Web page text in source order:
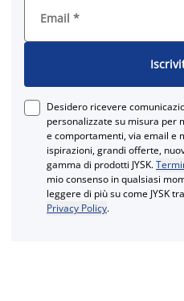
Email *
Desidero ricevere
personalizzate su misura per
e comportamenti, via email e
ispirazioni, grandi offerte,
gamma di prodotti JYSK.
mio consenso in qualsiasi
leggere di più su come JYSK
Privacy Policy.